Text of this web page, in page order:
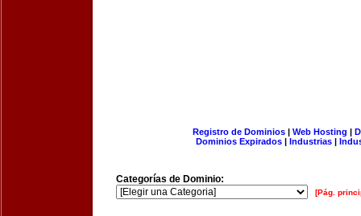
Registro de Dominios| Web Hosting |
Dominios Expirados | Industrias |
Categorías de Dominio:
[Pág.